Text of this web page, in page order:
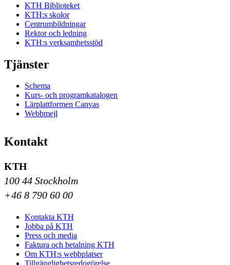
KTH Biblioteket
KTH:s skolor
Centrumbildningar
Rektor och ledning
KTH:s verksamhetsstöd
Tjänster
Schema
Kurs- och programkatalogen
Lärplattformen Canvas
Webbmejl
Kontakt
KTH
100 44 Stockholm
+46 8 790 60 00
Kontakta KTH
Jobba på KTH
Press och media
Faktura och betalning KTH
Om KTH:s webbplatser